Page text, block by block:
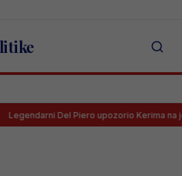
Del Piero upozorio Kerima na jednu stvar